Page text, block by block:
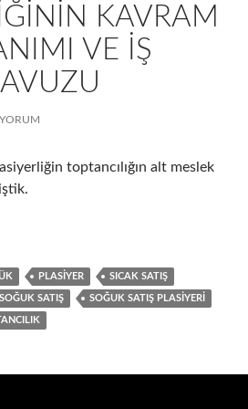
KAVRAM
VE IŞ
toptancılığın alt meslek
sıcak satış plasiyerliği ve
PLASIYER SICAK SATIŞ
SOĞUK SATIŞ SOĞUK SATIŞ PLASIYERI